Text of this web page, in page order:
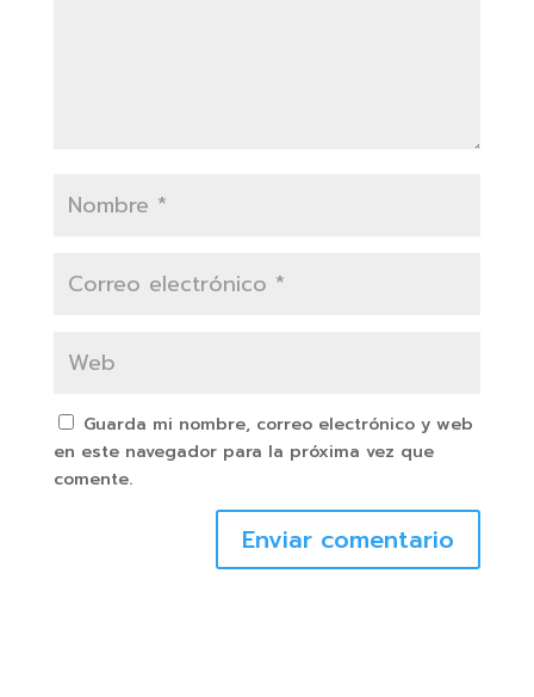
Guarda mi nombre, correo electrónico y web
en este navegador para la próxima vez que
comente.
Enviar comentario